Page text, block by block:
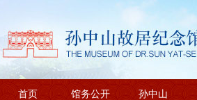
首页 馆务公开 孙中山